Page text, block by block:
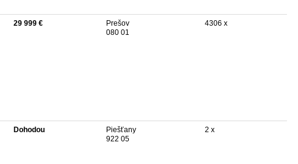
29 999 €
Prešov
080 01
4306 x
Dohodou
Piešťany
922 05
2 x